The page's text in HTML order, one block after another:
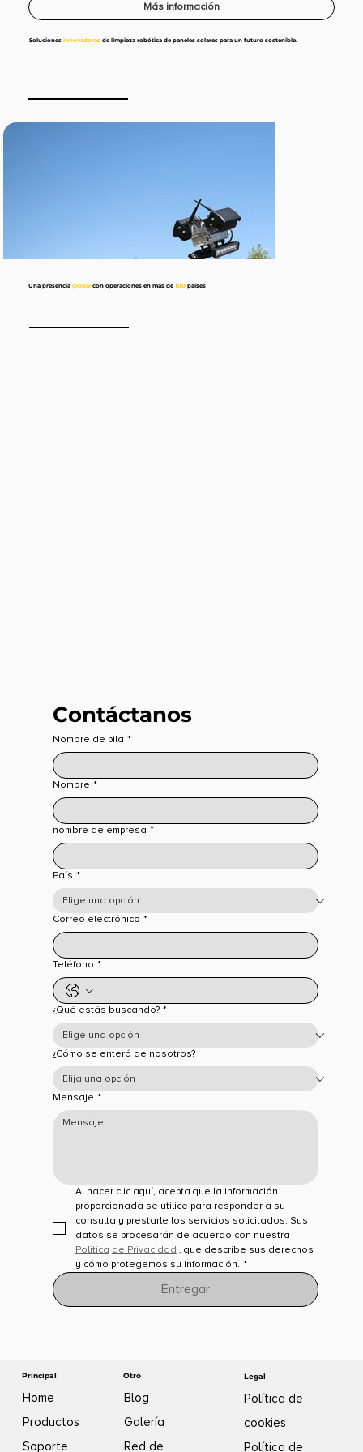
Más información
Soluciones innovadorasde limpieza robótica de paneles solares para un futuro sostenible.
Una presenciaglobal con operaciones en más de 100 países
Contáctanos
Nombre de pila *
Nombre *
nombre de empresa *
País *
Correo electrónico *
Teléfono *
¿Qué estás buscando? *
¿Cómo se enteró de nosotros?
Mensaje *
Al hacer clic aquí, acepta que la información
proporcionada se utilice para responder a su
consulta y prestarle los servicios solicitados. Sus
Política de Privacidad , que describe sus derechos
y cómo protegemos su información. *
Entregar
Principal
Home
Productos
Soporte
Otro
Blog
Galería
Red de
Legal
Política de
cookies
Política de